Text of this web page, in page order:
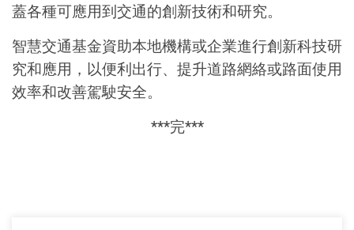
蓋各種可應用到交通的創新技術和研究。
智慧交通基金資助本地機構或企業進行創新科技研
究和應用，以便利出行、提升道路網絡或路面使用
效率和改善駕駛安全。
***完***